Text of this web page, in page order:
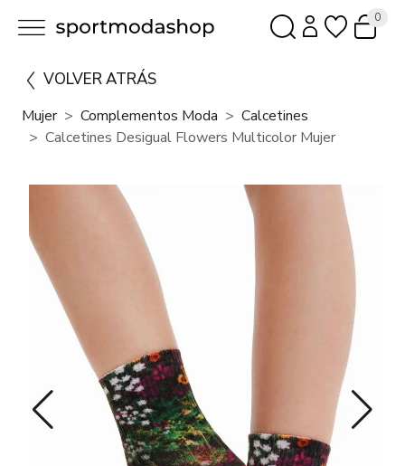
0
VOLVER ATRÁS
Mujer Complementos Moda
Calcetines
Calcetines Desigual Flowers Multicolor Mujer